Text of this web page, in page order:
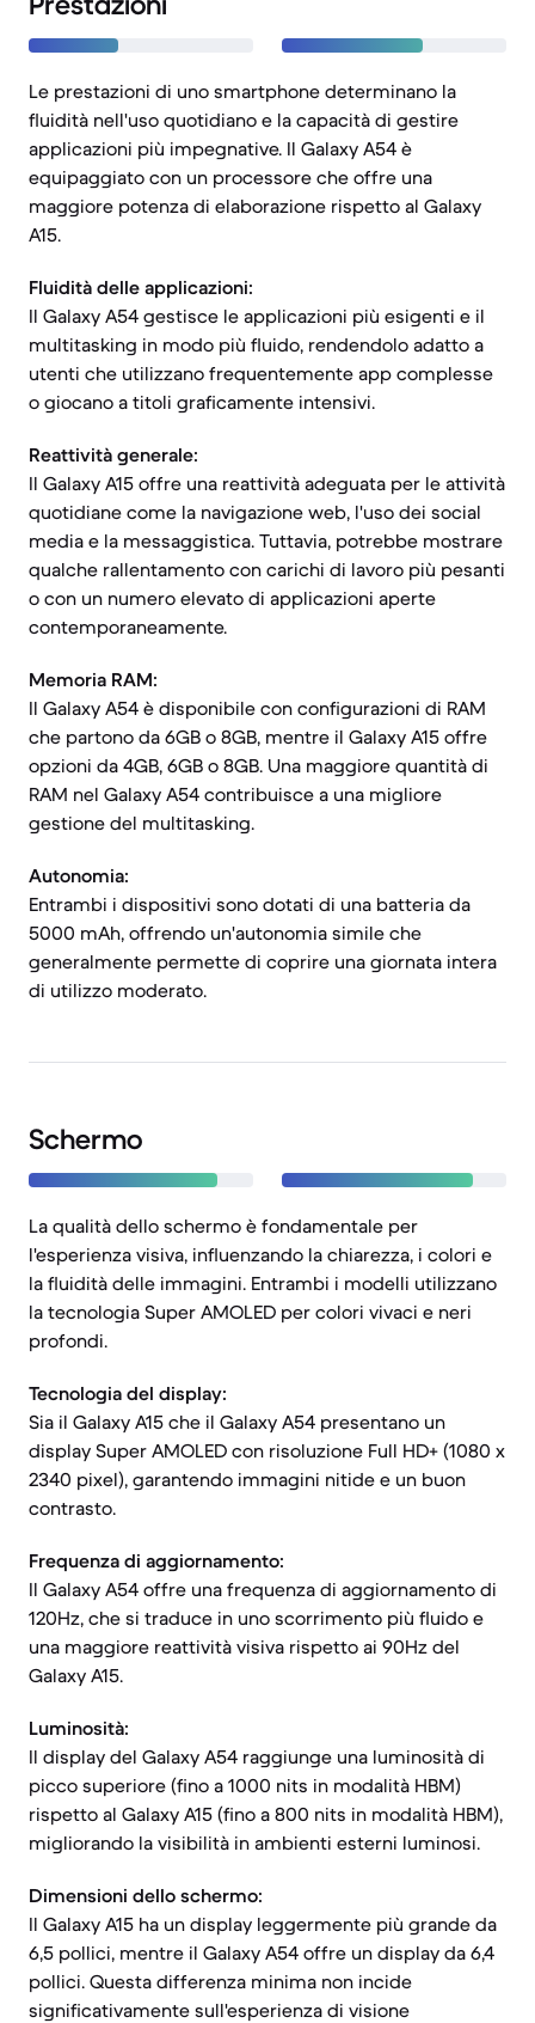
Le prestazioni di uno smartphone determinano la
fluidità nell'uso quotidiano e la capacità di gestire
applicazioni più impegnative. Il Galaxy A54 è
equipaggiato con un processore che offre una
maggiore potenza di elaborazione rispetto al Galaxy
A15.
Fluidità delle applicazioni:
Il Galaxy A54 gestisce le applicazioni più esigenti e il
multitasking in modo più fluido, rendendolo adatto a
utenti che utilizzano frequentemente app complesse
o giocano a titoli graficamente intensivi.
Reattività generale:
Il Galaxy A15 offre una reattività adeguata per le attività
quotidiane come la navigazione web, l'uso dei social
media e la messaggistica. Tuttavia, potrebbe mostrare
qualche rallentamento con carichi di lavoro più pesanti
o con un numero elevato di applicazioni aperte
contemporaneamente.
Memoria RAM:
Il Galaxy A54 è disponibile con configurazioni di RAM
che partono da 6GB o 8GB, mentre il Galaxy A15 offre
opzioni da 4GB, 6GB o 8GB. Una maggiore quantità di
RAM nel Galaxy A54 contribuisce a una migliore
gestione del multitasking.
Autonomia:
Entrambi i dispositivi sono dotati di una batteria da
5000 mAh, offrendo un'autonomia simile che
generalmente permette di coprire una giornata intera
di utilizzo moderato.
Schermo
La qualità dello schermo è fondamentale per
l'esperienza visiva, influenzando la chiarezza, i colori e
la fluidità delle immagini. Entrambi i modelli utilizzano
la tecnologia Super AMOLED per colori vivaci e neri
profondi.
Tecnologia del display:
Sia il Galaxy A15 che il Galaxy A54 presentano un
display Super AMOLED con risoluzione Full HD+ (1080 x
2340 pixel), garantendo immagini nitide e un buon
contrasto.
Frequenza di aggiornamento:
Il Galaxy A54 offre una frequenza di aggiornamento di
120Hz, che si traduce in uno scorrimento più fluido e
una maggiore reattività visiva rispetto ai 90Hz del
Galaxy A15.
Luminosità:
Il display del Galaxy A54 raggiunge una luminosità di
picco superiore (fino a 1000 nits in modalità HBM)
rispetto al Galaxy A15 (fino a 800 nits in modalità HBM),
migliorando la visibilità in ambienti esterni luminosi.
Dimensioni dello schermo:
Il Galaxy A15 ha un display leggermente più grande da
6,5 pollici, mentre il Galaxy A54 offre un display da 6,4
pollici. Questa differenza minima non incide
significativamente sull'esperienza di visione